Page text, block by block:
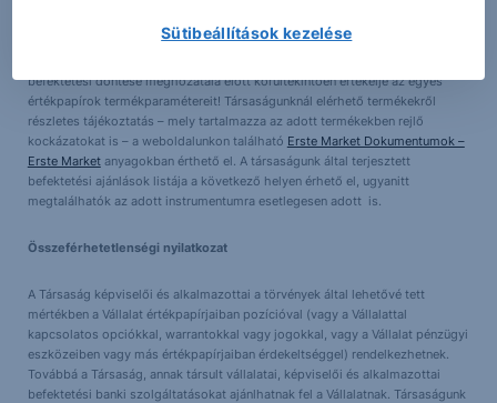
Kockázati figyelmeztetés:Felhívjuk figyelmét arra, hogy az értékpapírokba
befektetési döntése meghozatala előtt körültekintően értékelje az egyes
értékpapírok termékparamétereit! Társaságunknál elérhető termékekről
részletes tájékoztatás – mely tartalmazza az adott termékekben rejlő
kockázatokat is – a weboldalunkon található Erste Market Dokumentumok –
Erste Marketanyagokban érthető el. A társaságunk által terjesztett
befektetési ajánlások listája a következő helyen érhető el, ugyanitt
megtalálhatók az adott instrumentumra esetlegesen adott is.
Összeférhetetlenségi nyilatkozat
A Társaság képviselői és alkalmazottai a törvények által lehetővé tett
mértékben a Vállalat értékpapírjaiban pozícióval (vagy a Vállalattal
kapcsolatos opciókkal, warrantokkal vagy jogokkal, vagy a Vállalat pénzügyi
eszközeiben vagy más értékpapírjaiban érdekeltséggel) rendelkezhetnek.
Továbbá a Társaság, annak társult vállalatai, képviselői és alkalmazottai
befektetési banki szolgáltatásokat ajánlhatnak fel a Vállalatnak. Társaságunk
Sütibeállítások kezelése